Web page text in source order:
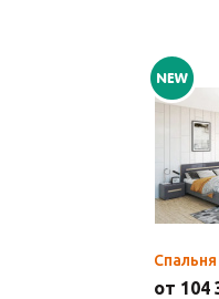
от 104